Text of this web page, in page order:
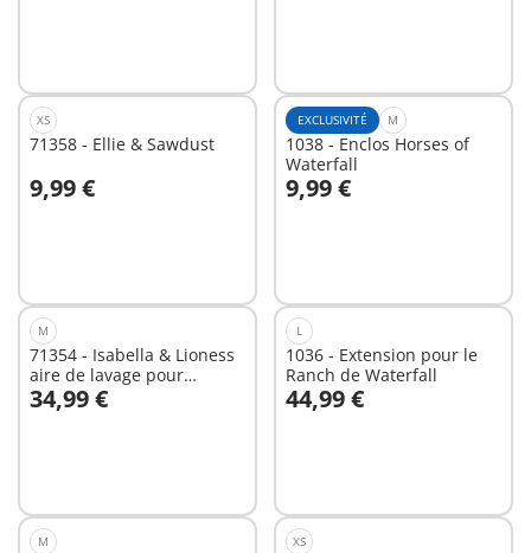
XS
71358 - Ellie & Sawdust
9,99 €
Au panier
EXCLUSIVITÉ M
1038 - Enclos Horses of
Waterfall
9,99 €
Au panier
M
71354 - Isabella & Lioness
aire de lavage pour
chevaux
34,99 €
Au panier
L
1036 - Extension pour le
Ranch de Waterfall
44,99 €
Au panier
M XS